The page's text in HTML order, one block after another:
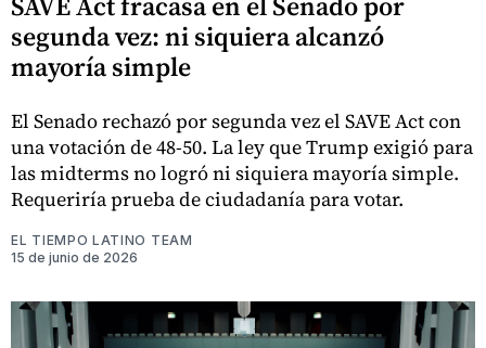
segunda vez: ni siquiera alcanzó
mayoría simple
El Senado rechazó por segunda vez el SAVE Act con
una votación de 48-50. La ley que Trump exigió para
las midterms no logró ni siquiera mayoría simple.
Requeriría prueba de ciudadanía para votar.
EL TIEMPO LATINO TEAM
15 de junio de 2026